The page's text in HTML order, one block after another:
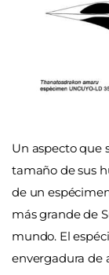
Un aspecto que
tamaño de sus
de un
más grande de
mundo. El
envergadura de